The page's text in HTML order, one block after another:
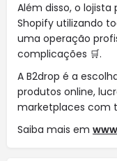
Além disso, o
Shopify utilizando
uma operação
complicações 🛒.
A B2drop é a
produtos online,
marketplaces com
Saiba mais em